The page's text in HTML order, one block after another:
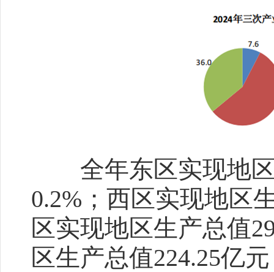
全年东区实现地区
0.2%；西区实现地区
区实现地区生产总值
区生产总值224.25亿